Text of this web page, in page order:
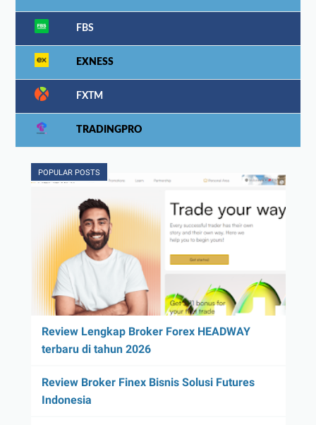
FBS
EXNESS
FXTM
TRADINGPRO
POPULAR POSTS
Review Lengkap Broker Forex HEADWAY
terbaru di tahun 2026
Review Broker Finex Bisnis Solusi Futures
Indonesia